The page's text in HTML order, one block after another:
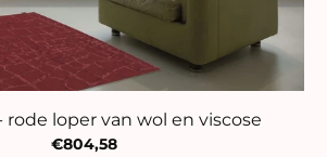
rode loper van wol en viscose
€804,58